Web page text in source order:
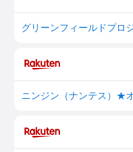
グリーンフィールドプロ
ニンジン（ナンテス）★